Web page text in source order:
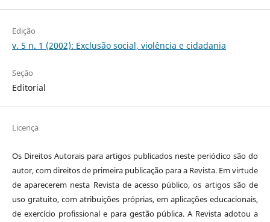
Edição
v. 5 n. 1 (2002): Exclusão social, violência e cidadania
Seção
Editorial
Licença
Os Direitos Autorais para artigos publicados neste periódico são do
autor, com direitos de primeira publicação para a Revista. Em virtude
de aparecerem nesta Revista de acesso público, os artigos são de
uso gratuito, com atribuições próprias, em aplicações educacionais,
de exercício profissional e para gestão pública. A Revista adotou a